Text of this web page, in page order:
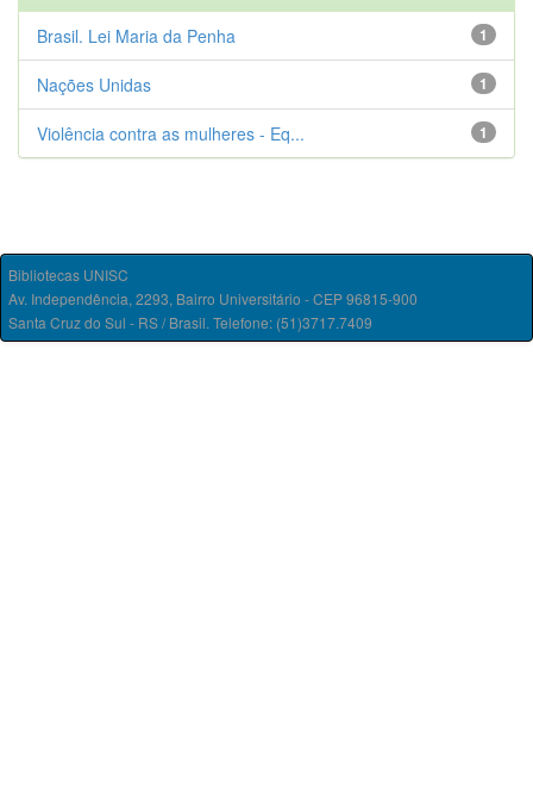
1
Brasil. Lei Maria da Penha
1
Nações Unidas
1
Violência contra as mulheres - Eq...
Bibliotecas UNISC
Av. Independência, 2293, Bairro Universitário - CEP 96815-900
Santa Cruz do Sul - RS / Brasil. Telefone: (51)3717.7409